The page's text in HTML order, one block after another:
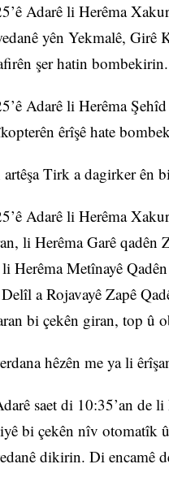
Adarê li Herêma
yên Yekmalê, Girê
şer hatin bombekirin.
Adarê li Herêma
êrîşê hate
artêşa Tirk a dagirker ên
Adarê li Herêma
li Herêma Garê
Herêma Metînayê
a Rojavayê Zapê
bi çekên giran, top û
hêzên me ya li
saet di 10:35’an de
bi çekên nîv otomatîk
dikirin. Di encamê